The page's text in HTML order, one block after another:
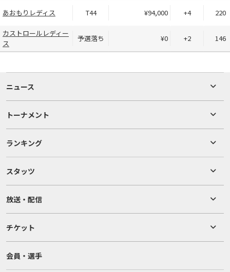
あおもりレディス T44 ¥94,000 +4 220
カストロールレディー
ス
予選落ち ¥0 +2 146
ニュース
トーナメント
ランキング
スタッツ
放送・配信
チケット
会員・選手